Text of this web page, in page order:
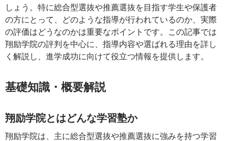
しょう。特に総合型選抜や推薦選抜を目指す学生や保護者
の方にとって、どのような指導が行われているのか、実際
の評価はどうなのかは重要なポイントです。この記事では
翔励学院の評判を中心に、指導内容や選ばれる理由を詳し
く解説し、進学成功に向けて役立つ情報を提供します。
基礎知識・概要解説
翔励学院とはどんな学習塾か
翔励学院は、主に総合型選抜や推薦選抜に強みを持つ学習